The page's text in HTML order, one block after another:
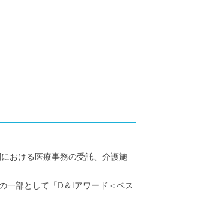
おける医療事務の受託、介護施
一部として「D＆Iアワード＜ベス